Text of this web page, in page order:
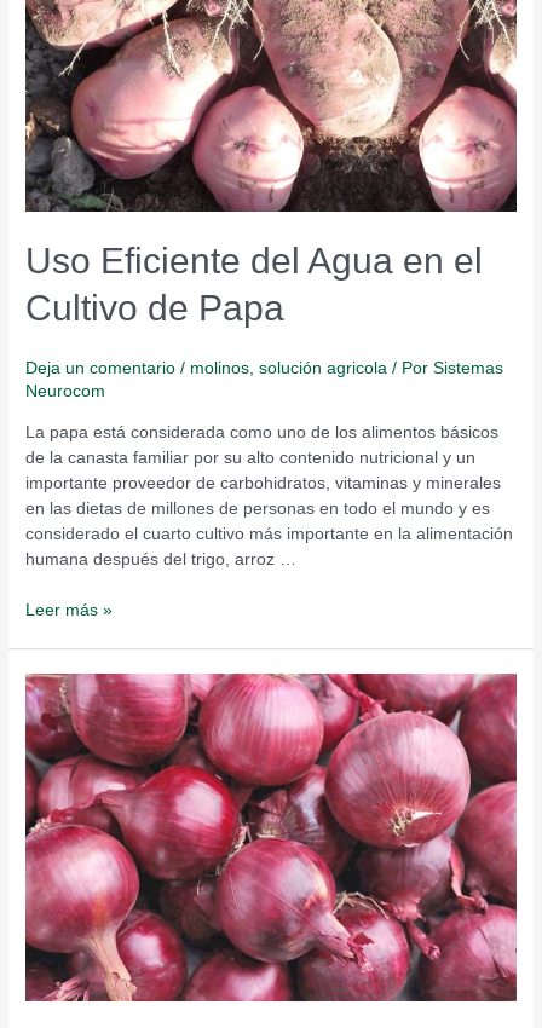
Uso Eficiente del Agua en el
Cultivo de Papa
Deja un comentario / molinos ,solución agricola / PorSistemas
Neurocom
La papa está considerada como uno de los alimentos básicos
de la canasta familiar por su alto contenido nutricional y un
importante proveedor de carbohidratos, vitaminas y minerales
en las dietas de millones de personas en todo el mundo y es
considerado el cuarto cultivo más importante en la alimentación
humana después del trigo, arroz …
el
Cultivo
de
Papa
Leer más »
Fertilización
del
Cultivo
de
Cebolla
Roja